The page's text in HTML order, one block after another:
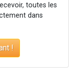
toutes les
dans
!